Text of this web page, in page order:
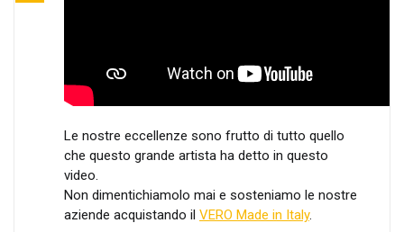
Le nostre eccellenze sono frutto di tutto quello
che questo grande artista ha detto in questo
video.
Non dimentichiamolo mai e sosteniamo le nostre
aziende acquistando il VERO Made in Italy.